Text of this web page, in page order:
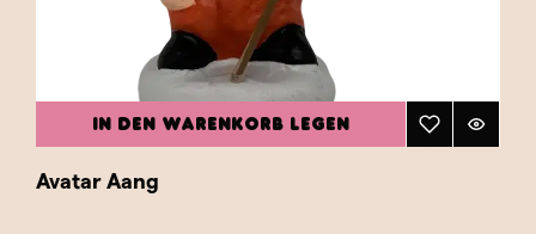
IN DEN WARENKORB LEGEN
Avatar Aang